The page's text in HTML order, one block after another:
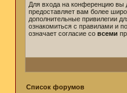
Для входа на конференцию вы
предоставляет вам более
дополнительные привилегии
ознакомиться с правилами и
означает согласие со всеми
Список форумов